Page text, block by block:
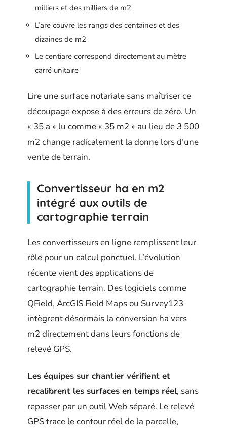
milliers et des milliers de m2
L’are couvre les rangs des centaines et des
dizaines de m2
Le centiare correspond directement au mètre
carré unitaire
Lire une surface notariale sans maîtriser ce
découpage expose à des erreurs de zéro. Un
« 35 a » lu comme « 35 m2 » au lieu de 3 500
m2 change radicalement la donne lors d’une
vente de terrain.
Convertisseur ha en m2
intégré aux outils de
cartographie terrain
Les convertisseurs en ligne remplissent leur
rôle pour un calcul ponctuel. L’évolution
récente vient des applications de
cartographie terrain. Des logiciels comme
QField, ArcGIS Field Maps ou Survey123
intègrent désormais la conversion ha vers
m2 directement dans leurs fonctions de
relevé GPS.
Les équipes sur chantier vérifient et
recalibrent les surfaces en temps réel, sans
repasser par un outil Web séparé. Le relevé
GPS trace le contour réel de la parcelle,